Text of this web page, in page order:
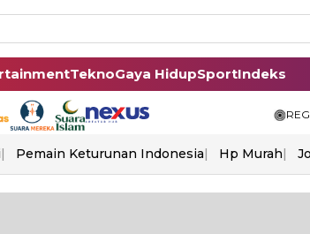
TeknoGaya HidupSportIndeks
Pemain Keturunan Indonesia Hp Murah